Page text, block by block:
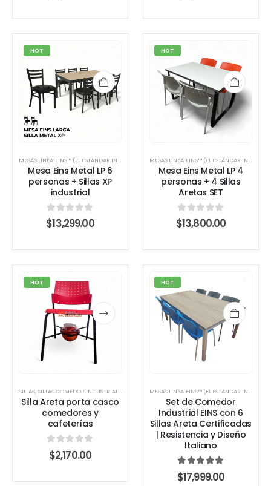
HOT
MESAS PARA COMEDOR INDUSTRIAL
Mesa Eins Metal LP 6
personas + Sillas XP
industrial
0out of 5
$13,299.00
HOT
Mesa Eins Metal LP 4
personas + 4 Sillas
Aretas SET
0out of 5
$13,800.00
HOT
SILLAS,SILLAS COMEDOR INDUSTRIAL,SILLAS INDUSTRIALES
Silla Areta porta casco
comedores y
cafeterías
0out of 5
$2,170.00
HOT
MESAS LÍNEA EINS™ (EL ESTÁNDAR INDUSTRIAL)
Set de Comedor
Industrial EINS con 6
Sillas Areta Certificadas
| Resistencia y Diseño
Italiano
5.00out of 5
$17,999.00